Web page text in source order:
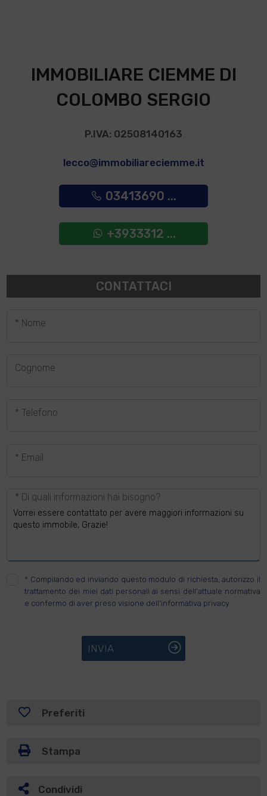
IMMOBILIARE CIEMME DI
COLOMBO SERGIO
P.IVA: 02508140163
lecco@immobiliareciemme.it
03413690 ...
+3933312 ...
CONTATTACI
* Nome
Cognome
* Telefono
* Email
* Di quali informazioni hai bisogno?
* Compilando ed inviando questo modulo di richiesta, autorizzo il
trattamento dei miei dati personali ai sensi dell'attuale normativa
e confermo di aver preso visione dell'informativa privacy.
INVIA
Preferiti
Stampa
Condividi